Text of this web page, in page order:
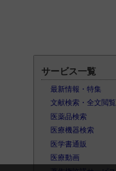
サービス一覧
最新情報・特集
文献検索・全文閲覧
医薬品検索
医療機器検索
医学書通販
医療動画